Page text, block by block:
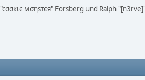
мσηѕтєя" Forsberg und Ralph